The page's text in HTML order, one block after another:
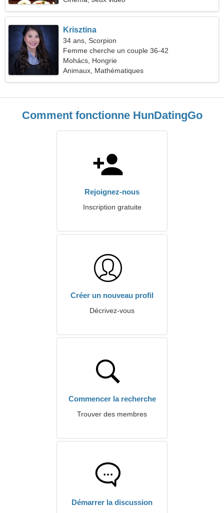
Krisztina
34 ans, Scorpion
Femme cherche un couple 36-42
Mohács, Hongrie
Animaux, Mathématiques
Comment fonctionne HunDatingGo
Rejoignez-nous
Inscription gratuite
Créer un nouveau profil
Décrivez-vous
Commencer la recherche
Trouver des membres
Démarrer la discussion